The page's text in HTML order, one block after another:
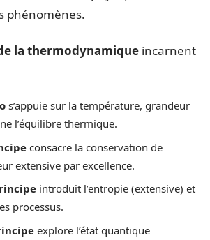
phénomènes.
la thermodynamique incarnent
s’appuie sur la température, grandeur
l’équilibre thermique.
consacre la conservation de
extensive par excellence.
introduit l’entropie (extensive) et
processus.
explore l’état quantique